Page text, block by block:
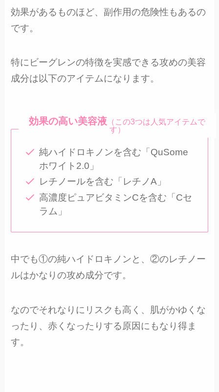
効果があるものほど、副作用の危険性もあるの
です。
特にビーグレンの特徴を実感できる攻めの美容
成分は以下のアイテムになります。
効果の高い美容液 （この3つは人気アイテムで
す）
純ハイドロキノンを含む「QuSome
ホワイト2.0」
レチノールを含む「レチノA」
高濃度ピュアビタミンCを含む「Cセ
ラム」
中でも①の純ハイドロキノンと、②のレチノー
ルはかなりの攻め成分です。
なのでそれなりにリスクも高く、肌がかゆくな
ったり、赤くなったりする原因にもなり得ま
す。